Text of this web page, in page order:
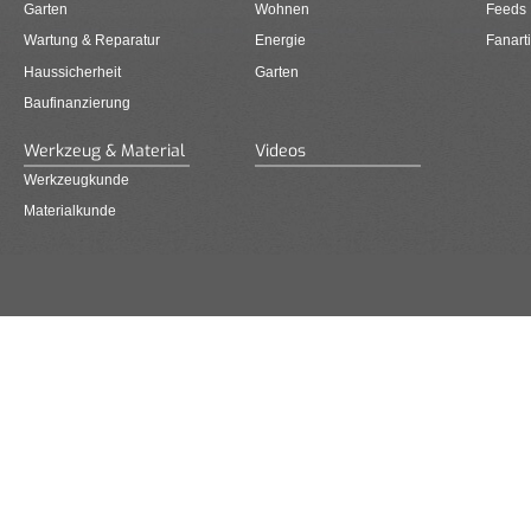
Garten
Wartung & Reparatur
Haussicherheit
Baufinanzierung
Wohnen
Energie
Garten
Feeds
Werkzeug & Material
Werkzeugkunde
Materialkunde
Videos